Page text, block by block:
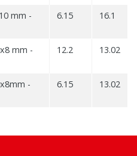
mm -
6.15 16.1
mm -
12.2 13.02
-
6.15 13.02